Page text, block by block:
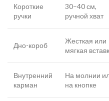
Короткие
ручки
30–40 см,
ручной хват
Дно-короб
Жесткая или
мягкая
Внутренний
карман
На молнии
на кнопке